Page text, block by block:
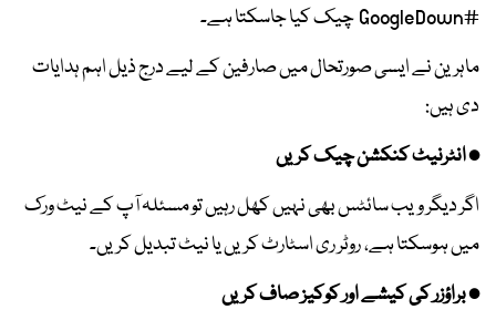
#GoogleDown چیک کیا جاسکتا ہے۔
ماہرین نے ایسی صورتحال میں صارفین کے لیے درج ذیل اہم ہدایات
دی ہیں:
• انٹرنیٹ کنکشن چیک کریں
اگر دیگر ویب سائٹس بھی نہیں کھل رہیں تو مسئلہ آپ کے نیٹ ورک
میں ہوسکتا ہے، روٹر ری اسٹارٹ کریں یا نیٹ تبدیل کریں۔
• براؤزر کی کیشے اور کوکیز صاف کریں